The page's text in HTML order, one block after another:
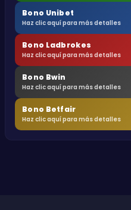
Bono Unibet
Haz clic aquí para más detalles
Bono Ladbrokes
Haz clic aquí para más detalles
Bono Bwin
Haz clic aquí para más detalles
Bono Betfair
Haz clic aquí para más detalles